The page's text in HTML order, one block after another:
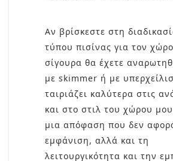
Αν βρίσκεστε στη
τύπου πισίνας για τον
σίγουρα θα έχετε
με skimmer ή με
ταιριάζει καλύτερα στις
και στο στιλ του χώρου
μια απόφαση που δεν
εμφάνιση, αλλά και τη
λειτουργικότητα και την